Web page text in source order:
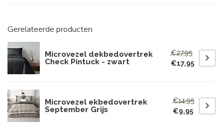
Gerelateerde producten
Microvezel dekbedovertrek
Check Pintuck - zwart
€27,95
€17,95
Microvezel ekbedovertrek
September Grijs
€14,95
€9,95